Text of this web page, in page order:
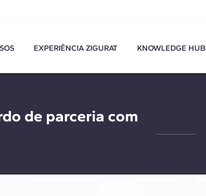
EXPERIÊNCIA ZIGURAT KNOWLEDGE HUB
de parceria com